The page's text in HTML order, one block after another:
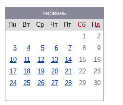
червень
Пн
Вт Ср Чт Пт Сб
Нд
1
2
3
4 5 6 7 8
9
10
11 12 13 14 15
16
17
18 19 20 21 22
23
24
25 26 27 28 29 30